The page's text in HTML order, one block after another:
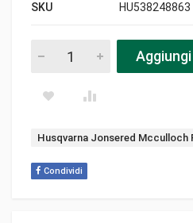
SKU HU538248863
Kit lame 70/27 foliage nla pezzi
Tag:
Husqvarna Jonsered Mcculloch
Condividi